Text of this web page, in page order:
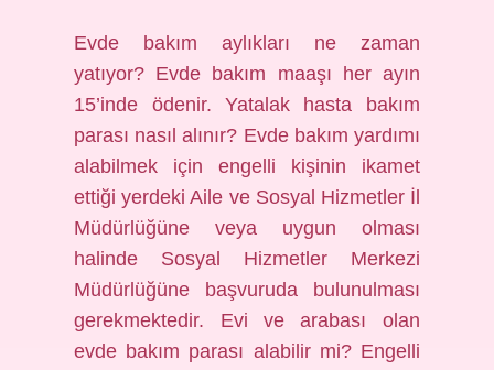
Evde bakım aylıkları ne zaman
yatıyor? Evde bakım maaşı her ayın
15’inde ödenir. Yatalak hasta bakım
parası nasıl alınır? Evde bakım yardımı
alabilmek için engelli kişinin ikamet
ettiği yerdeki Aile ve Sosyal Hizmetler İl
Müdürlüğüne veya uygun olması
halinde Sosyal Hizmetler Merkezi
Müdürlüğüne başvuruda bulunulması
gerekmektedir. Evi ve arabası olan
evde bakım parası alabilir mi? Engelli